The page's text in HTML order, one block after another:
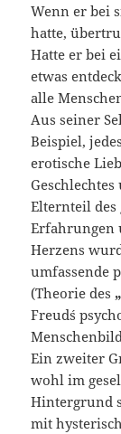
Wenn er bei
hatte,
Hatte er bei
etwas
alle
Aus seiner
Beispiel,
erotische
Elternteil des
Erfahrungen
Herzens
umfassende
(Theorie des
Freud´s
Ein zweiter
wohl im
Hintergrund
mit